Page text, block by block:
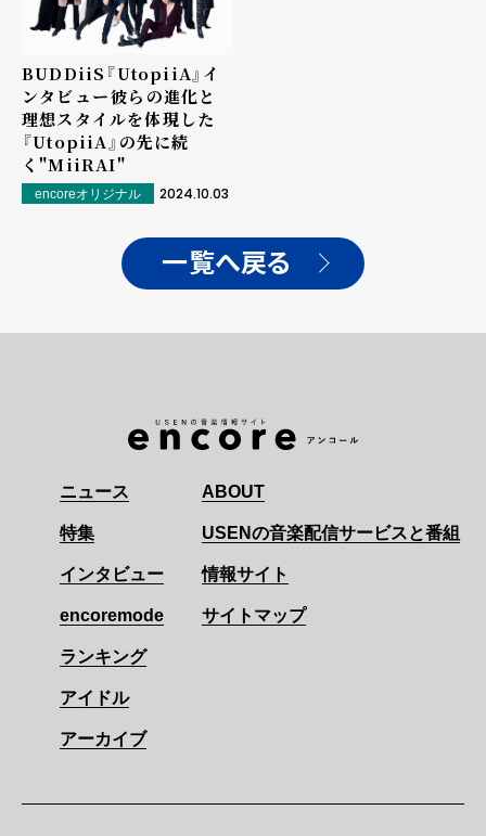
BUDDiiS『UtopiiA』イ
ンタビュー――彼らの進化と
理想スタイルを体現した
『UtopiiA』の先に続
く"MiiRAI"
encoreオリジナル 2024.10.03
一覧へ戻る
ニュース
特集
インタビュー
encoremode
ランキング
アイドル
アーカイブ
ABOUT
USENの音楽配信サービスと番組
情報サイト
サイトマップ